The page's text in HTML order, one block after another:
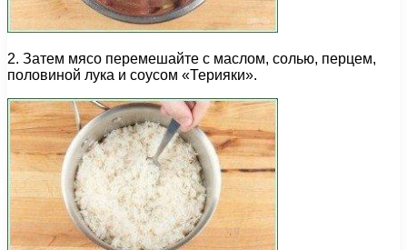
2. Затем мясо перемешайте с маслом, солью, перцем,
половиной лука и соусом «Терияки».